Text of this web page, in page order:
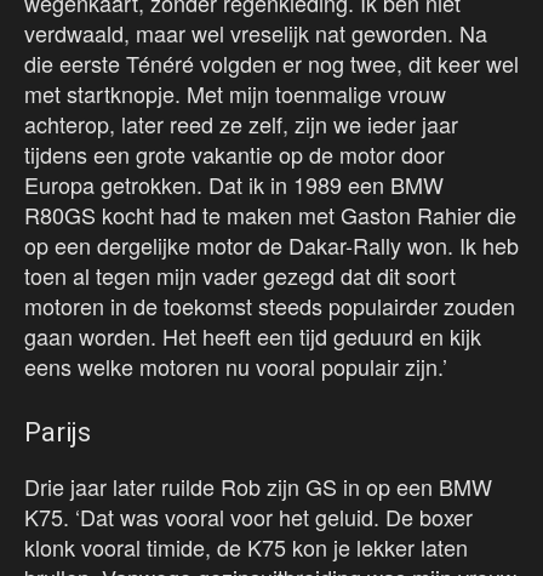
verdwaald, maar wel vreselijk nat geworden. Na
die eerste Ténéré volgden er nog twee, dit keer wel
met startknopje. Met mijn toenmalige vrouw
achterop, later reed ze zelf, zijn we ieder jaar
tijdens een grote vakantie op de motor door
Europa getrokken. Dat ik in 1989 een BMW
R80GS kocht had te maken met Gaston Rahier die
op een dergelijke motor de Dakar-Rally won. Ik heb
toen al tegen mijn vader gezegd dat dit soort
motoren in de toekomst steeds populairder zouden
gaan worden. Het heeft een tijd geduurd en kijk
eens welke motoren nu vooral populair zijn.’
Parijs
Drie jaar later ruilde Rob zijn GS in op een BMW
K75. ‘Dat was vooral voor het geluid. De boxer
klonk vooral timide, de K75 kon je lekker laten